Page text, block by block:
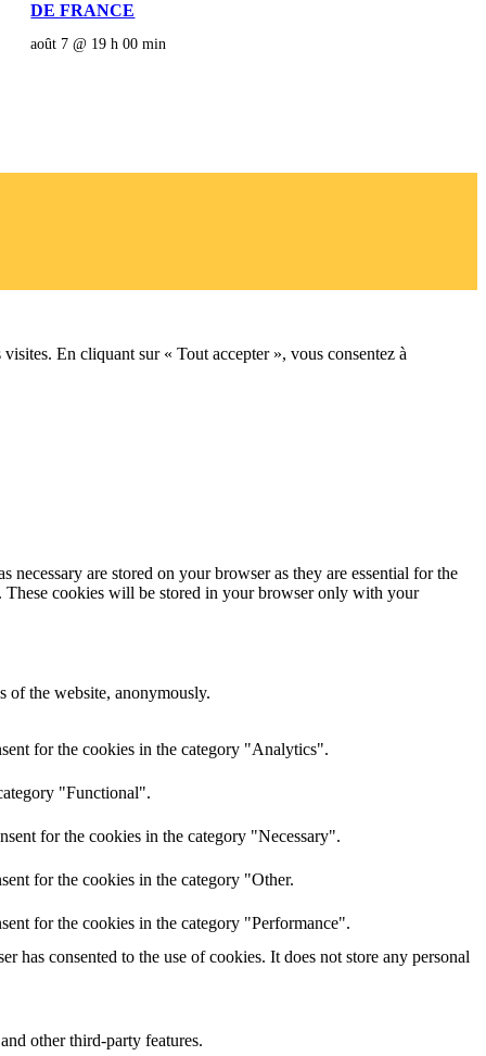
DE FRANCE
août 7 @ 19 h 00 min
En cliquant sur « Tout accepter », vous consentez à
are stored on your browser as they are essential for the
These cookies will be stored in your browser only with your
of the website, anonymously.
for the cookies in the category "Analytics".
"Functional".
for the cookies in the category "Necessary".
for the cookies in the category "Other.
for the cookies in the category "Performance".
has consented to the use of cookies. It does not store any personal
other third-party features.